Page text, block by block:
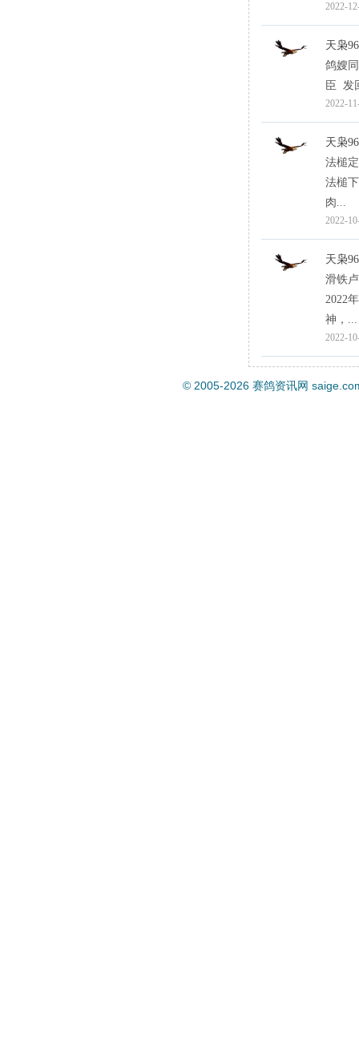
2022-
天枭
鸽嫂
臣 发
2022-
天枭
法槌
法槌
肉...
2022-
天枭
滑铁
2022
神，...
2022-
© 2005-2026 赛鸽资讯网